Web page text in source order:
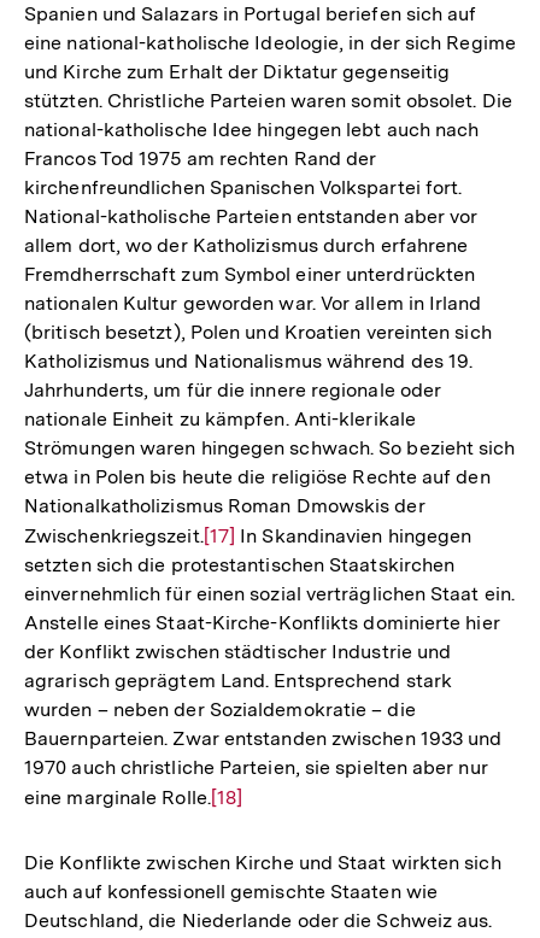
Spanien und Salazars in Portugal beriefen sich auf
eine national-katholische Ideologie, in der sich Regime
und Kirche zum Erhalt der Diktatur gegenseitig
stützten. Christliche Parteien waren somit obsolet. Die
national-katholische Idee hingegen lebt auch nach
Francos Tod 1975 am rechten Rand der
kirchenfreundlichen Spanischen Volkspartei fort.
National-katholische Parteien entstanden aber vor
allem dort, wo der Katholizismus durch erfahrene
Fremdherrschaft zum Symbol einer unterdrückten
nationalen Kultur geworden war. Vor allem in Irland
(britisch besetzt), Polen und Kroatien vereinten sich
Katholizismus und Nationalismus während des 19.
Jahrhunderts, um für die innere regionale oder
nationale Einheit zu kämpfen. Anti-klerikale
Strömungen waren hingegen schwach. So bezieht sich
etwa in Polen bis heute die religiöse Rechte auf den
Nationalkatholizismus Roman Dmowskis der
Zwischenkriegszeit.Zur
Auflösung
der
Fußnote
[17] In Skandinavien hingegen
setzten sich die protestantischen Staatskirchen
einvernehmlich für einen sozial verträglichen Staat ein.
Anstelle eines Staat-Kirche-Konflikts dominierte hier
der Konflikt zwischen städtischer Industrie und
agrarisch geprägtem Land. Entsprechend stark
wurden – neben der Sozialdemokratie – die
Bauernparteien. Zwar entstanden zwischen 1933 und
1970 auch christliche Parteien, sie spielten aber nur
eine marginale Rolle.Zur
der
Fußnote
[18]
Die Konflikte zwischen Kirche und Staat wirkten sich
auch auf konfessionell gemischte Staaten wie
Deutschland, die Niederlande oder die Schweiz aus.